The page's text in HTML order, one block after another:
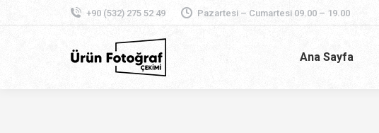
+90 (532) 275 52 49 Pazartesi – Cumartesi 09.00 – 19.00
Ana Sayfa